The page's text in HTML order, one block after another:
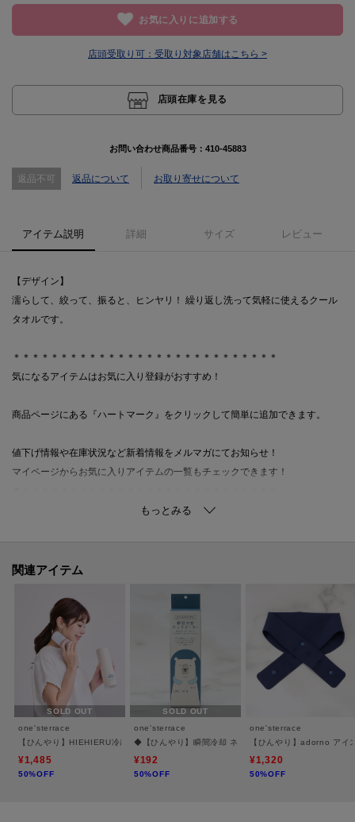
お気に入りに追加する
店頭受取り可： 受取り対象店舗はこちら >
店頭在庫を見る
お問い合わせ商品番号： 410-45883
返品不可 返品について お取り寄せについて
アイテム説明 詳細 サイズ レビュー
【デザイン】
濡らして、絞って、振ると、ヒンヤリ！ 繰り返し洗って気軽に使えるクール
タオルです。
＊＊＊＊＊＊＊＊＊＊＊＊＊＊＊＊＊＊＊＊＊＊＊＊＊＊＊＊
気になるアイテムはお気に入り登録がおすすめ！
商品ページにある『ハートマーク』をクリックして簡単に追加できます。
値下げ情報や在庫状況など新着情報をメルマガにてお知らせ！
マイページからお気に入りアイテムの一覧もチェックできます！
た、パソコン・スマートフォンなどの環境により、若干製品と画像のカラー
関連アイテム
SOLD OUT
one'sterrace
【ひんやり】HIEHIERU冷感タオル付氷のうボトル
¥1,485
50%OFF
SOLD OUT
one'sterrace
◆【ひんやり】瞬間冷却 ネッククーラー
¥192
50%OFF
one'sterrace
【ひんやり】adorno アイ
¥1,320
50%OFF